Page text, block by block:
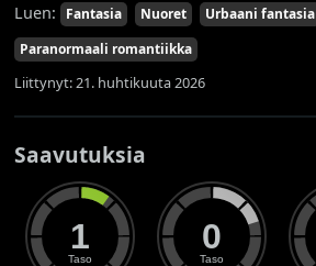
Luen: Fantasia Nuoret
Urbaani fantasia
Paranormaali romantiikka
Liittynyt: 21. huhtikuuta 2026
Saavutuksia
1
Taso
0
Taso